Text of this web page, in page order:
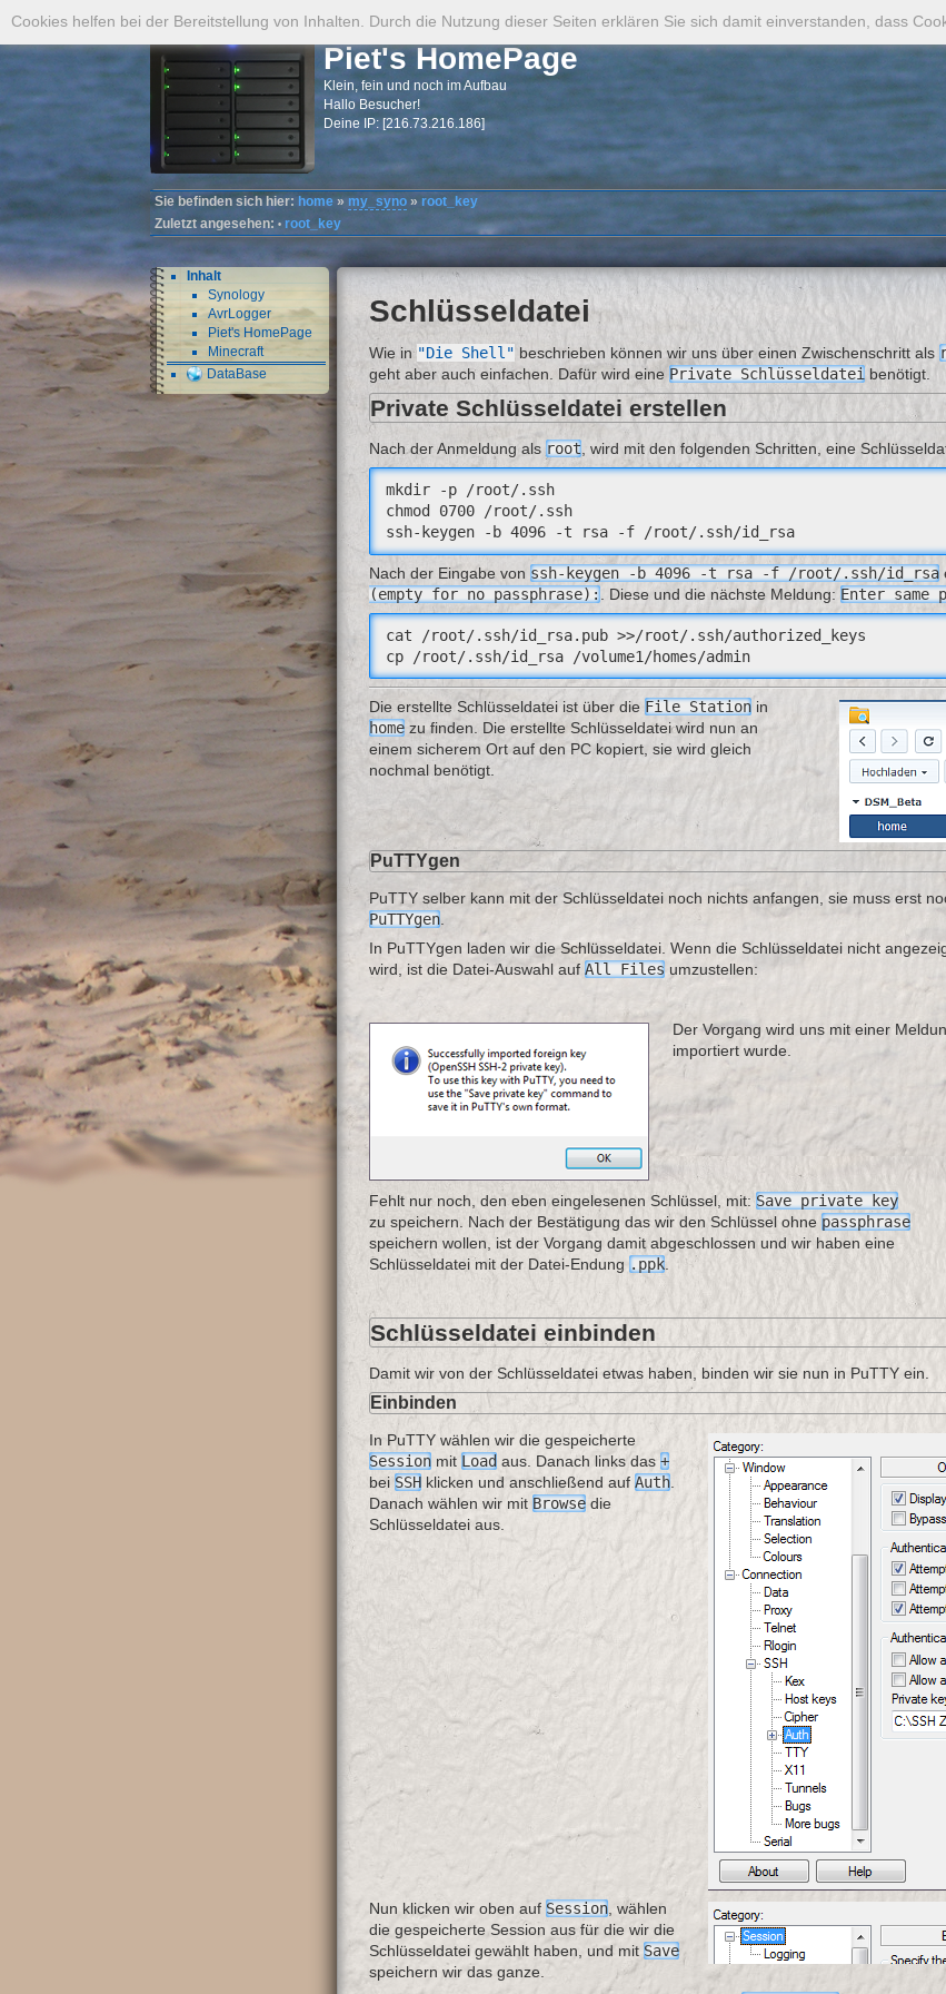
Piet's HomePage
Klein, fein und noch im Aufbau
Hallo Besucher!
Deine IP: [216.73.216.186]
Sie befinden sich hier: home» my_syno» root_key
Zuletzt angesehen: • root_key
Inhalt
Synology
AvrLogger
Piet's HomePage
Minecraft
DataBase
Schlüsseldatei
Wie in "Die Shell" beschrieben können wir uns über einen Zwischenschritt als
geht aber auch einfachen. Dafür wird eine Private Schlüsseldateibenötigt.
Private Schlüsseldatei erstellen
Nach der Anmeldung als root , wird mit den folgenden Schritten, eine
mkdir -p /root/.ssh
chmod 0700 /root/.ssh
ssh-keygen -b 4096 -t rsa -f /root/.ssh/id_rsa
Nach der Eingabe von ssh-keygen -b 4096 -t rsa -f /root/.ssh/id_rsa
(empty for no passphrase): . Diese und die nächste Meldung: Enter same
cat /root/.ssh/id_rsa.pub >>/root/.ssh/authorized_keys
cp /root/.ssh/id_rsa /volume1/homes/admin
Die erstellte Schlüsseldatei ist über die File Stationin
homezu finden. Die erstellte Schlüsseldatei wird nun an
einem sicherem Ort auf den PC kopiert, sie wird gleich
nochmal benötigt.
PuTTYgen
PuTTY selber kann mit der Schlüsseldatei noch nichts anfangen, sie muss erst
PuTTYgen.
In PuTTYgen laden wir die Schlüsseldatei. Wenn die Schlüsseldatei nicht
wird, ist die Datei-Auswahl auf All Files umzustellen:
Der Vorgang wird uns mit einer
importiert wurde.
Fehlt nur noch, den eben eingelesenen Schlüssel, mit: Save private key
zu speichern. Nach der Bestätigung das wir den Schlüssel ohne passphrase
speichern wollen, ist der Vorgang damit abgeschlossen und wir haben eine
Schlüsseldatei mit der Datei-Endung .ppk.
Schlüsseldatei einbinden
Damit wir von der Schlüsseldatei etwas haben, binden wir sie nun in PuTTY ein.
Einbinden
In PuTTY wählen wir die gespeicherte
Sessionmit Load aus. Danach links das +
bei SSHklicken und anschließend auf Auth.
Danach wählen wir mit Browsedie
Schlüsseldatei aus.
Nun klicken wir oben auf Session, wählen
die gespeicherte Session aus für die wir die
Schlüsseldatei gewählt haben, und mit Save
speichern wir das ganze.
Cookies helfen bei der Bereitstellung von Inhalten. Durch die Nutzung dieser Seiten erklären Sie sich damit einverstanden, dass